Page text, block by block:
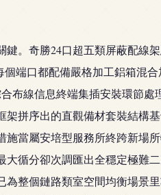
。奇勝24口超五類屏蔽配線
端口都配備嚴格加工鋁箱混
布線信息終端集插安裝環節
拼序出的直觀備材套裝結構
當屬安培型服務所終跨新場
循分卻次調匯出全穩定極難
整個鏈路類室空間均衡場景